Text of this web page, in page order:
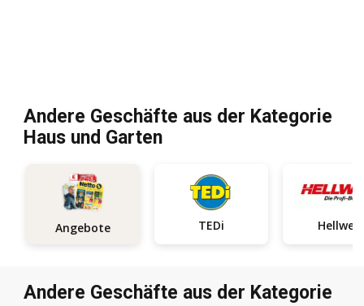
Andere Geschäfte aus der Kategorie
Haus und Garten
Angebote TEDi Hellweg
Andere Geschäfte aus der Kategorie